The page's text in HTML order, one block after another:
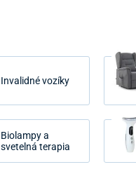
Invalidné vozíky
Biolampy a
svetelná terapia